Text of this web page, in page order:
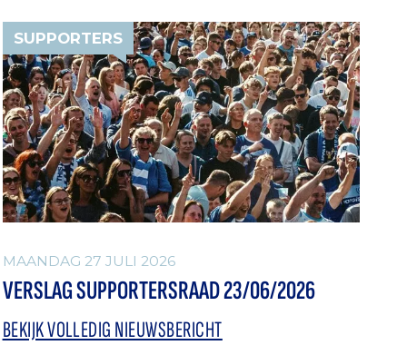
SUPPORTERS
MAANDAG 27 JULI 2026
VERSLAG SUPPORTERSRAAD 23/06/2026
BEKIJK VOLLEDIG NIEUWSBERICHT